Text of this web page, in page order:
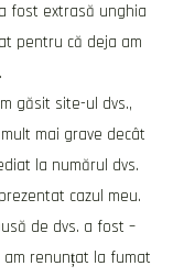
fost extrasă unghia
pentru că deja am
găsit site-ul dvs.,
mai grave decât
la numărul dvs.
cazul meu.
de dvs. a fost –
am renunțat la fumat